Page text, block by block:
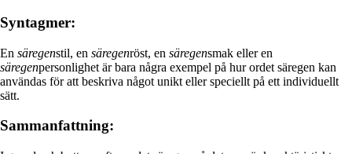
Syntagmer:
En säregenstil, en säregenröst, en säregensmak eller en
säregenpersonlighet är bara några exempel på hur ordet säregen kan
användas för att beskriva något unikt eller speciellt på ett individuellt
sätt.
Sammanfattning: